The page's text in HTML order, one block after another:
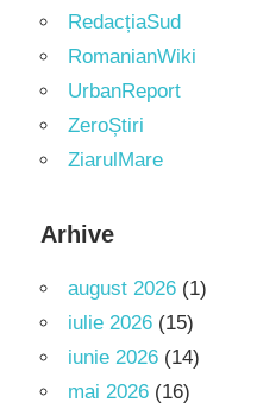
RedacțiaSud
RomanianWiki
UrbanReport
ZeroȘtiri
ZiarulMare
Arhive
august 2026 (1)
iulie 2026 (15)
iunie 2026 (14)
mai 2026 (16)